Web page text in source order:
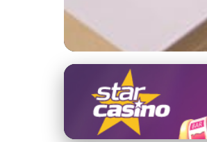
Obalový design a estetika
Jak Obal